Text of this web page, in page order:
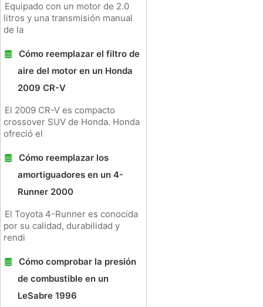
Equipado con un motor de 2.0
litros y una transmisión manual
de la
Cómo reemplazar el filtro de
aire del motor en un Honda
2009 CR-V
El 2009 CR-V es compacto
crossover SUV de Honda. Honda
ofreció el
Cómo reemplazar los
amortiguadores en un 4-
Runner 2000
El Toyota 4-Runner es conocida
por su calidad, durabilidad y
rendi
Cómo comprobar la presión
de combustible en un
LeSabre 1996